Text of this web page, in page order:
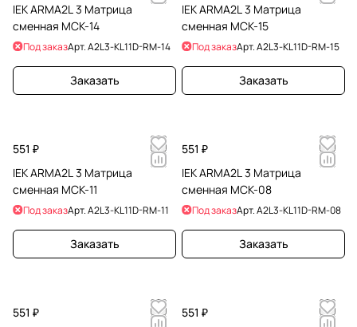
IEK ARMA2L 3 Матрица
сменная МСК-14
Под заказАрт.A2L3-KL11D-RM-14
Заказать
IEK ARMA2L 3 Матрица
сменная МСК-15
Под заказАрт.A2L3-KL11D-RM-15
Заказать
551 ₽
IEK ARMA2L 3 Матрица
сменная МСК-11
Под заказАрт.A2L3-KL11D-RM-11
Заказать
551 ₽
IEK ARMA2L 3 Матрица
сменная МСК-08
Под заказАрт.A2L3-KL11D-RM-08
Заказать
551 ₽
551 ₽